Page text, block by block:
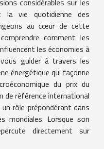
considérables sur les
la vie quotidienne des
au cœur de cette
comment les
les économies à
vous guider à travers les
énergétique qui façonne
du prix du
de référence international
rôle prépondérant dans
mondiales. Lorsque son
directement sur